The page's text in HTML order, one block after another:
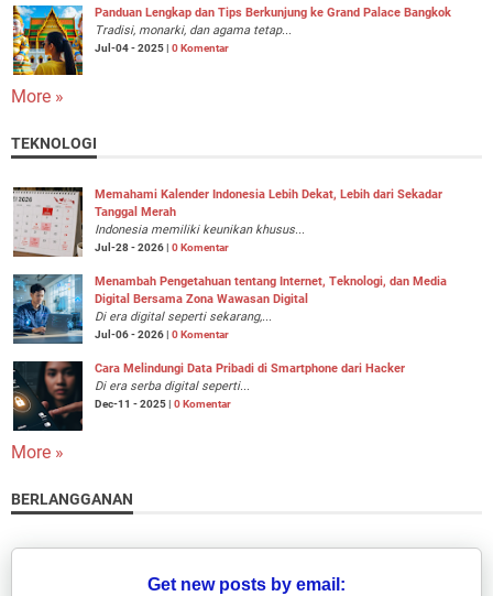
Panduan Lengkap dan Tips Berkunjung ke Grand Palace Bangkok
Tradisi, monarki, dan agama tetap...
Jul-04 - 2025 | 0 Komentar
More »
TEKNOLOGI
Memahami Kalender Indonesia Lebih Dekat, Lebih dari Sekadar
Tanggal Merah
Indonesia memiliki keunikan khusus...
Jul-28 - 2026 | 0 Komentar
Menambah Pengetahuan tentang Internet, Teknologi, dan Media
Digital Bersama Zona Wawasan Digital
Di era digital seperti sekarang,...
Jul-06 - 2026 | 0 Komentar
Cara Melindungi Data Pribadi di Smartphone dari Hacker
Di era serba digital seperti...
Dec-11 - 2025 | 0 Komentar
More »
BERLANGGANAN
Get new posts by email: